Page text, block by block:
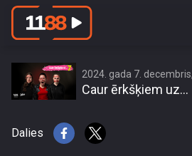
\"Ērkšķu\"
2024. gada 7.
Caur ērkšķiem uz...
Dalies